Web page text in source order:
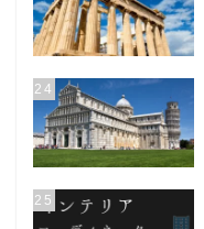
24
25